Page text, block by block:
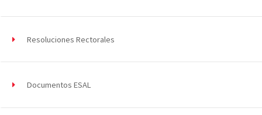
Resoluciones Rectorales
Documentos ESAL